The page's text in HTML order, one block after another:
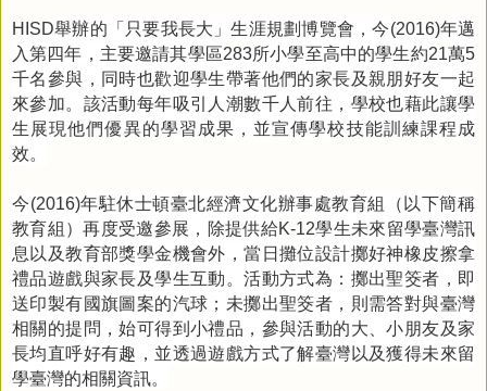
HISD舉辦的「只要我長大」生涯規劃博覽會，今(2016)年邁
入第四年，主要邀請其學區283所小學至高中的學生約21萬5
千名參與，同時也歡迎學生帶著他們的家長及親朋好友一起
來參加。該活動每年吸引人潮數千人前往，學校也藉此讓學
生展現他們優異的學習成果，並宣傳學校技能訓練課程成
效。
今(2016)年駐休士頓臺北經濟文化辦事處教育組（以下簡稱
教育組）再度受邀參展，除提供給K-12學生未來留學臺灣訊
息以及教育部獎學金機會外，當日攤位設計擲好神橡皮擦拿
禮品遊戲與家長及學生互動。活動方式為：擲出聖筊者，即
送印製有國旗圖案的汽球；未擲出聖筊者，則需答對與臺灣
相關的提問，始可得到小禮品，參與活動的大、小朋友及家
長均直呼好有趣，並透過遊戲方式了解臺灣以及獲得未來留
學臺灣的相關資訊。